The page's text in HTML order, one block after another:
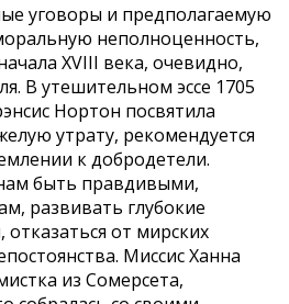
уговоры и предполагаемую
неполноценность,
XVIII века, очевидно,
В утешительном эссе 1705
Нортон посвятила
утрату, рекомендуется
к добродетели.
быть правдивыми,
развивать глубокие
от мирских
Миссис Ханна
из Сомерсета,